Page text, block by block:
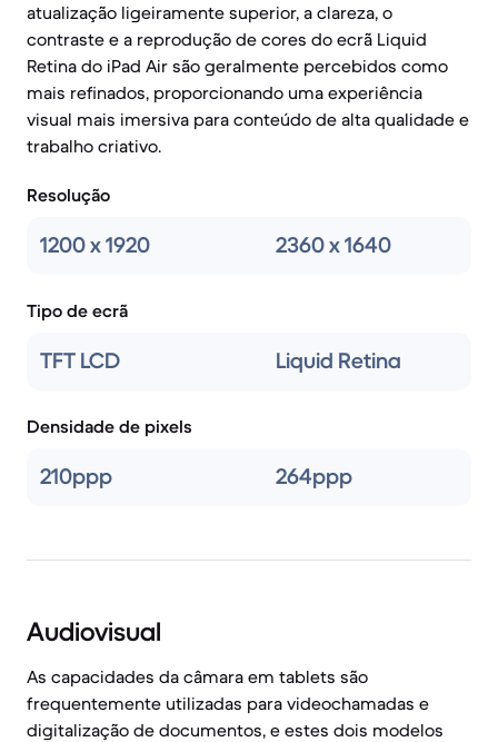
atualização ligeiramente superior, a clareza, o
contraste e a reprodução de cores do ecrã Liquid
Retina do iPad Air são geralmente percebidos como
mais refinados, proporcionando uma experiência
visual mais imersiva para conteúdo de alta qualidade e
trabalho criativo.
Resolução
1200 x 1920 2360 x 1640
Tipo de ecrã
TFT LCD Liquid Retina
Densidade de pixels
210ppp 264ppp
Audiovisual
As capacidades da câmara em tablets são
frequentemente utilizadas para videochamadas e
digitalização de documentos, e estes dois modelos